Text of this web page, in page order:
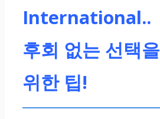
Siddhartha Co
무료 조식, 셔틀
International..
후회 없는 선택을
위한 팁!